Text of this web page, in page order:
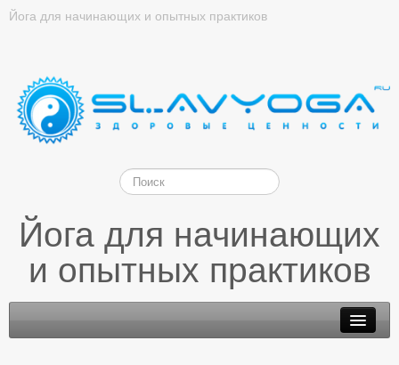
Йога для начинающих и опытных практиков
Йога для начинающих
и опытных практиков